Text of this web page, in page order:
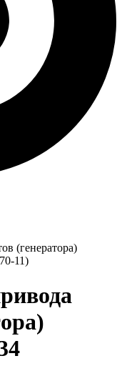
(генератора)
11)